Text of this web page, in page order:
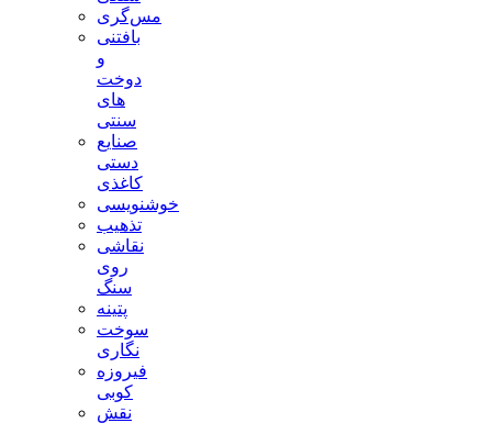
مس‌گری
بافتنی‌
و
دوخت
های
سنتی
صنایع
دستی
کاغذی
خوشنویسی
تذهیب
نقاشی
روی
سنگ
پتینه
سوخت
نگاری
فیروزه
کوبی
نقش